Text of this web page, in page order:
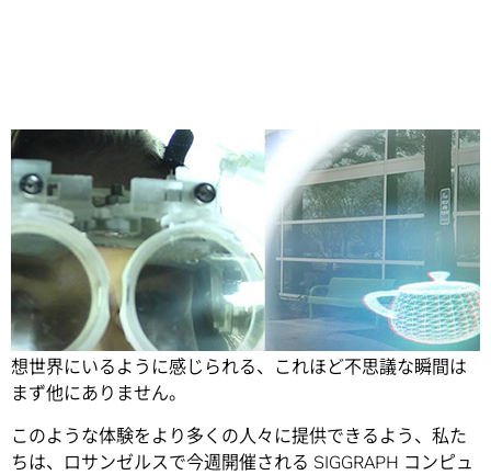
Share
ヘッドセットを素早く装着すると、すぐにイマーシブな仮
想世界にいるように感じられる、これほど不思議な瞬間は
まず他にありません。
このような体験をより多くの人々に提供できるよう、私た
ちは、ロサンゼルスで今週開催される SIGGRAPH コンピュ